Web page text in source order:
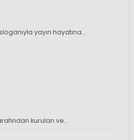
yayın hayatına…
kurulan ve…